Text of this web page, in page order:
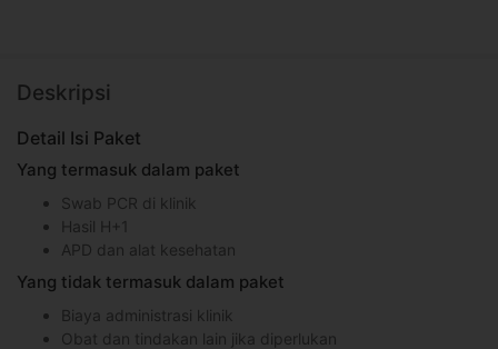
Deskripsi
Detail Isi Paket
Yang termasuk dalam paket
Swab PCR di klinik
Hasil H+1
APD dan alat kesehatan
Yang tidak termasuk dalam paket
Biaya administrasi klinik
Obat dan tindakan lain jika diperlukan